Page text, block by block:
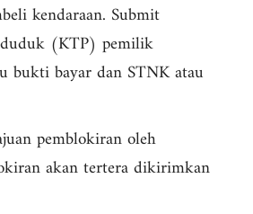
kendaraan. Submit
(KTP) pemilik
bukti bayar dan STNK atau
pemblokiran oleh
akan tertera dikirimkan